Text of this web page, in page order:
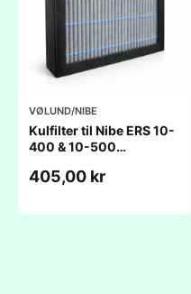
VØLUND/NIBE
Kulfilter til Nibe ERS 10-
400 & 10-500
405,00 kr